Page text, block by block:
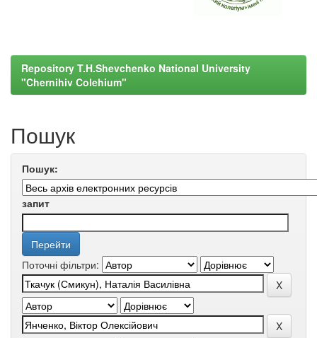
Repository T.H.Shevchenko National University
"Chernihiv Colehium"
Пошук
Пошук:
запит
Поточні фільтри: